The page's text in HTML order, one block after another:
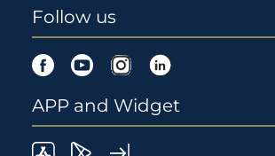
Follow us
FacebookYoutubeInstagram
APP and Widget